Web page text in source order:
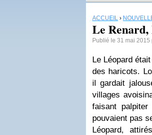
ACCUEIL ›
Le
Publié le 31 mai
Le Léopard
des haricots.
il gardait
villages
faisant
pouvaient pas
Léopard,